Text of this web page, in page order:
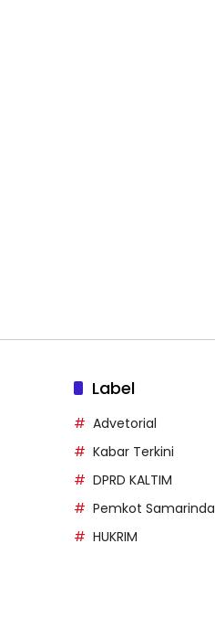
Label
Advetorial
Kabar Terkini
DPRD KALTIM
Pemkot Samarinda
HUKRIM